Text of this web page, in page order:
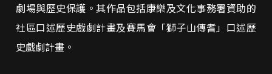
劇場與歷史保護。其作品包括康樂及文化事務署資助的
社區口述歷史戲劇計畫及賽馬會「獅子山傳耆」口述歷
史戲劇計畫。